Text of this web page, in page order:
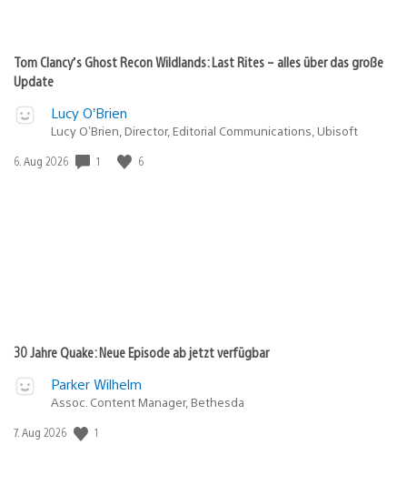
Tom Clancy’s Ghost Recon Wildlands: Last Rites – alles über das große
Update
Lucy O’Brien
Lucy O’Brien, Director, Editorial Communications, Ubisoft
Veröffentlichungsdatum:
6. Aug 2026 1 6
30 Jahre Quake: Neue Episode ab jetzt verfügbar
Parker Wilhelm
Assoc. Content Manager, Bethesda
Veröffentlichungsdatum:
7. Aug 2026 1